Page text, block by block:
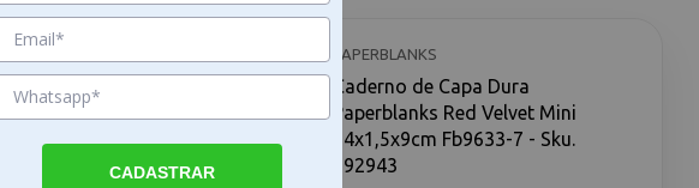
Paperblanks Red
Fb9633-7
PAPERBLANKS
Caderno de Capa Dura
Paperblanks Red Velvet Mini
14x1,5x9cm Fb9633-7 - Sku.
192943
CADASTRAR